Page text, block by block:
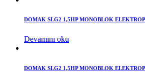
DOMAK SLG2 1,5HP MONOBLOK
Devamını oku
DOMAK SLG2 1,5HP MONOBLOK